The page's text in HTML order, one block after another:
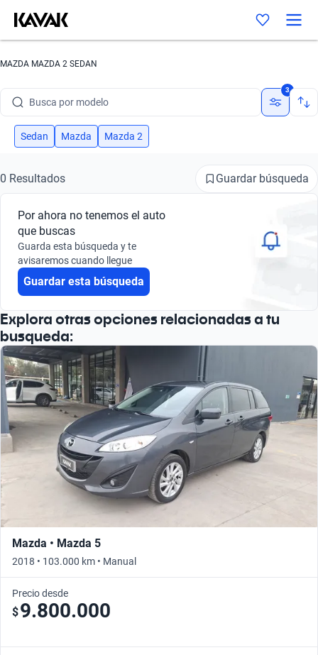
MAZDA MAZDA 2 SEDAN
Busca por modelo
Busca por versión
Busca por marca
Busca por modelo
Busca por versión
3
Sedan Mazda Mazda 2
0 Resultados Guardar búsqueda
Por ahora no tenemos el auto
que buscas
Guarda esta búsqueda y te
avisaremos cuando llegue
Guardar esta búsqueda
Explora otras opciones relacionadas a tu
busqueda:
Mazda • Mazda 5
2018 • 103.000 km • Manual
Precio desde
$9.800.000